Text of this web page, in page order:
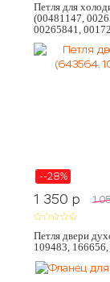
Петля для
(00481147,
00265841,
--28%
1 350 p 1
Петля двери
109483,